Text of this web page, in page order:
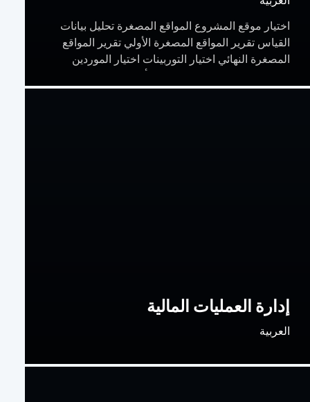
اختيار موقع المشروع المواقع المصغرة تحليل بيانات
القياس تقرير المواقع المصغرة الأولي تقرير المواقع
المصغرة النهائي اختيار التوربينات اختيار الموردين
وإدارتهم تخطيط المشاريع على أساس التطبيق إعداد
مشاريع مؤسسة توربينات…
إدارة العمليات المالية
العربية